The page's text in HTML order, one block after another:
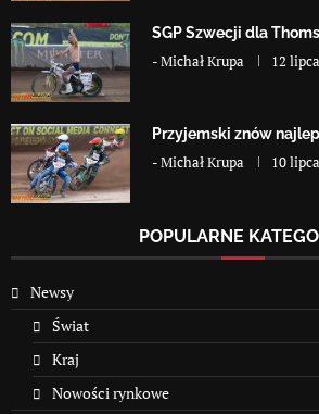
SGP Szwecji dla
-Michał Krupa 12
Przyjemski znów
-Michał Krupa 10
POPULARNE
Newsy
Świat
Kraj
Nowości rynkowe